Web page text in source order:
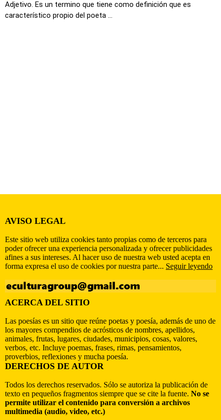
Adjetivo. Es un termino que tiene como definición que es
característico propio del poeta ...
AVISO LEGAL
Este sitio web utiliza cookies tanto propias como de terceros para
poder ofrecer una experiencia personalizada y ofrecer publicidades
afines a sus intereses. Al hacer uso de nuestra web usted acepta en
forma expresa el uso de cookies por nuestra parte... Seguir leyendo
ACERCA DEL SITIO
Las poesías es un sitio que reúne poetas y poesía, además de uno de
los mayores compendios de acrósticos de nombres, apellidos,
animales, frutas, lugares, ciudades, municipios, cosas, valores,
verbos, etc. Incluye poemas, frases, rimas, pensamientos,
proverbios, reflexiones y mucha poesía.
DERECHOS DE AUTOR
Todos los derechos reservados. Sólo se autoriza la publicación de
texto en pequeños fragmentos siempre que se cite la fuente. No se
permite utilizar el contenido para conversión a archivos
multimedia (audio, video, etc.)